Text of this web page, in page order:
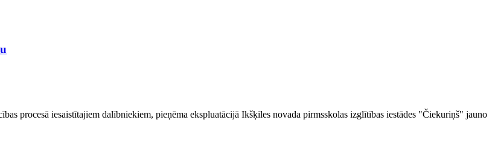
procesā iesaistītajiem dalībniekiem, pieņēma ekspluatācijā Ikšķiles novada pirmsskolas izglītības iestādes "Čiekuriņš" jauno